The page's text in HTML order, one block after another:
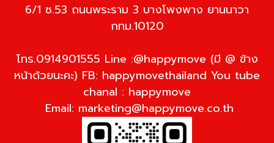
6/1 ซ.53 ถนนพระราม 3 บางโพงพาง ยานนาวา
กทม.10120
โทร.0914901555 Line :@happymove (มี @ ข้าง
หน้าด้วยนะคะ) FB: happymovethailand You tube
chanal : happymove
Email: marketing@happymove.co.th